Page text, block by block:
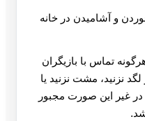
و آشامیدن در خانه
تماس با بازیگران
نزنید، مشت نزنید یا
در غیر این صورت مجبور